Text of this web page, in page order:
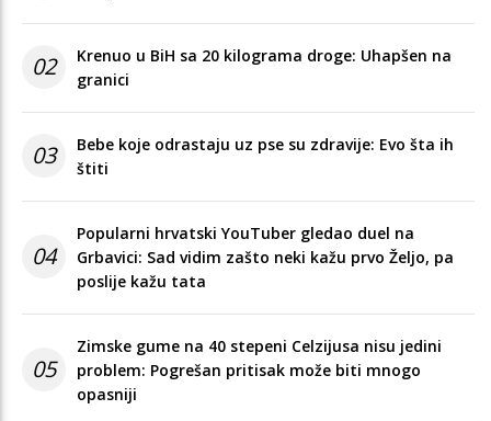
02
Krenuo u BiH sa 20 kilograma droge: Uhapšen na
granici
03
Bebe koje odrastaju uz pse su zdravije: Evo šta ih
štiti
04
Popularni hrvatski YouTuber gledao duel na
Grbavici: Sad vidim zašto neki kažu prvo Željo, pa
poslije kažu tata
05
Zimske gume na 40 stepeni Celzijusa nisu jedini
problem: Pogrešan pritisak može biti mnogo
opasniji